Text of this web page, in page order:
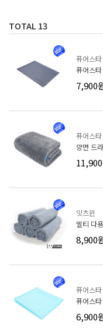
TOTAL 13
퓨어스타
퓨어스
7,900
퓨어스타
양면 드
잇츠윈
멀티 다
8,900
퓨어스타
퓨어스
6,900